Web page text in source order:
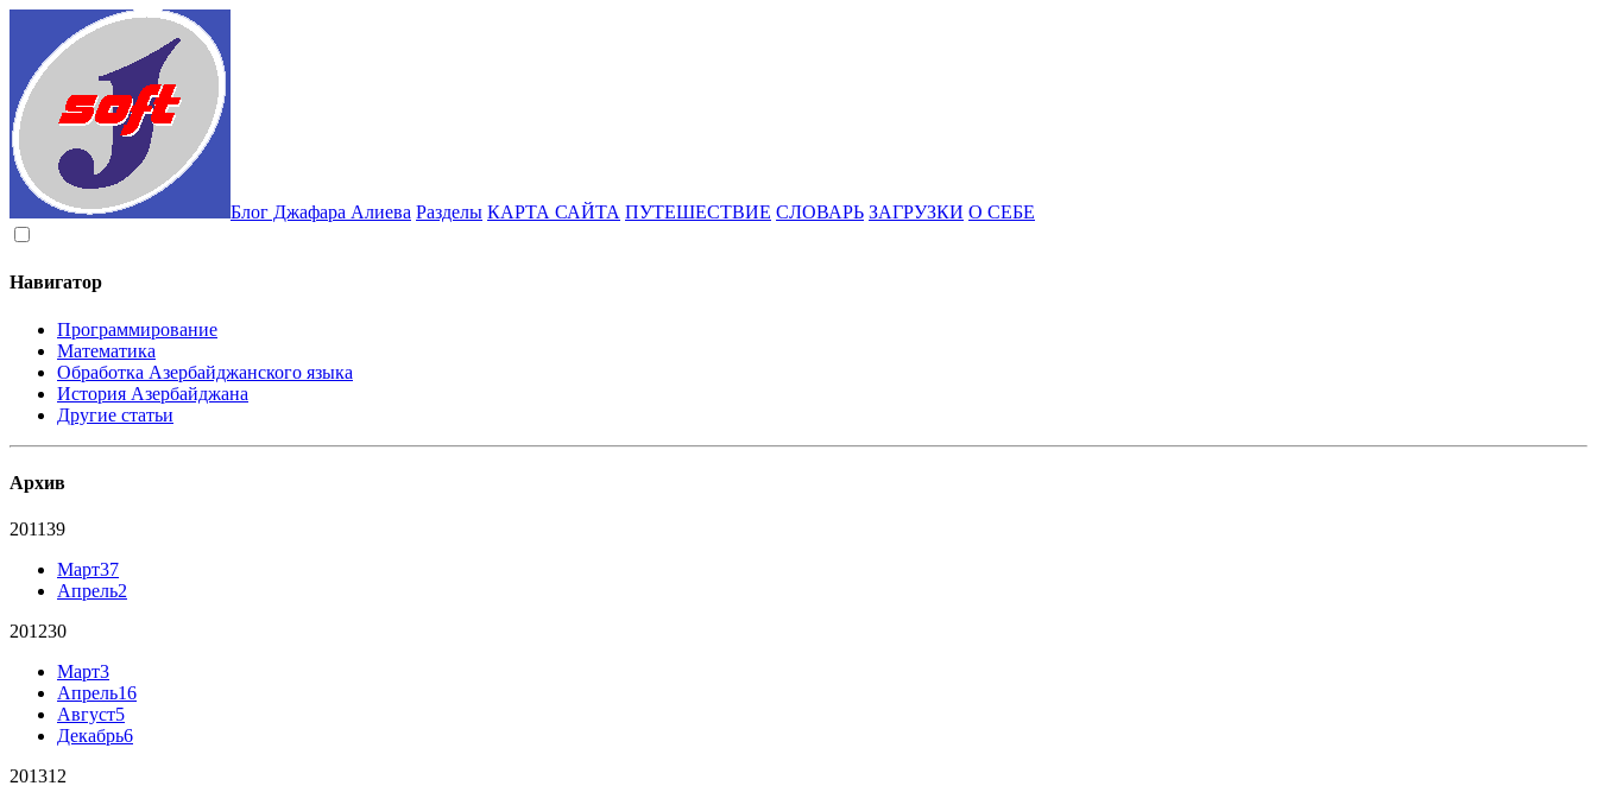
Блог Джафара Алиева Разделы КАРТА САЙТА ПУТЕШЕСТВИЕ СЛОВАРЬ ЗАГРУЗКИ О СЕБЕ
Навигатор
Программирование
Математика
Обработка Азербайджанского языка
История Азербайджана
Другие статьи
Архив
201139
Март37
Апрель2
201230
Март3
Апрель16
Август5
Декабрь6
201312